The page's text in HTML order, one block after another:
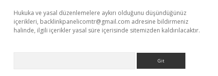
Hukuka ve yasal düzenlemelere aykırı olduğunu düşündüğünüz
içerikleri, backlinkpanelicomtr@gmail.com adresine bildirmeniz
halinde, ilgili içerikler yasal süre içerisinde sitemizden kaldırılacaktır.